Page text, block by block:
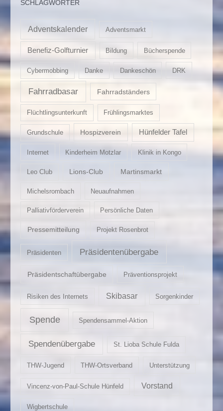
SCHLAGWÖRTER
Adventskalender Adventsmarkt
Benefiz-Golfturnier Bildung Bücherspende
Cybermobbing Danke Dankeschön DRK
Fahrradbasar Fahrradständers
Flüchtlingsunterkunft Frühlingsmarktes
Grundschule Hospizverein Hünfelder Tafel
Internet Kinderheim Motzlar Klinik in Kongo
Leo Club Lions-Club Martinsmarkt
Michelsrombach Neuaufnahmen
Palliativförderverein Persönliche Daten
Pressemitteilung Projekt Rosenbrot
Präsidenten Präsidentenübergabe
Präsidentschaftübergabe Präventionsprojekt
Risiken des Internets Skibasar Sorgenkinder
Spende Spendensammel-Aktion
Spendenübergabe St. Lioba Schule Fulda
THW-Jugend THW-Ortsverband Unterstützung
Vincenz-von-Paul-Schule Hünfeld Vorstand
Wigbertschule